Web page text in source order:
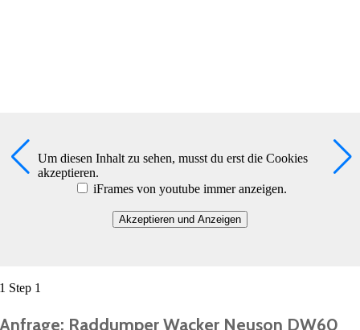
Um diesen Inhalt zu sehen, musst du erst die Cookies
akzeptieren.
iFrames von youtube immer anzeigen.
Akzeptieren und Anzeigen
1 Step 1
Anfrage: Raddumper Wacker Neuson DW60